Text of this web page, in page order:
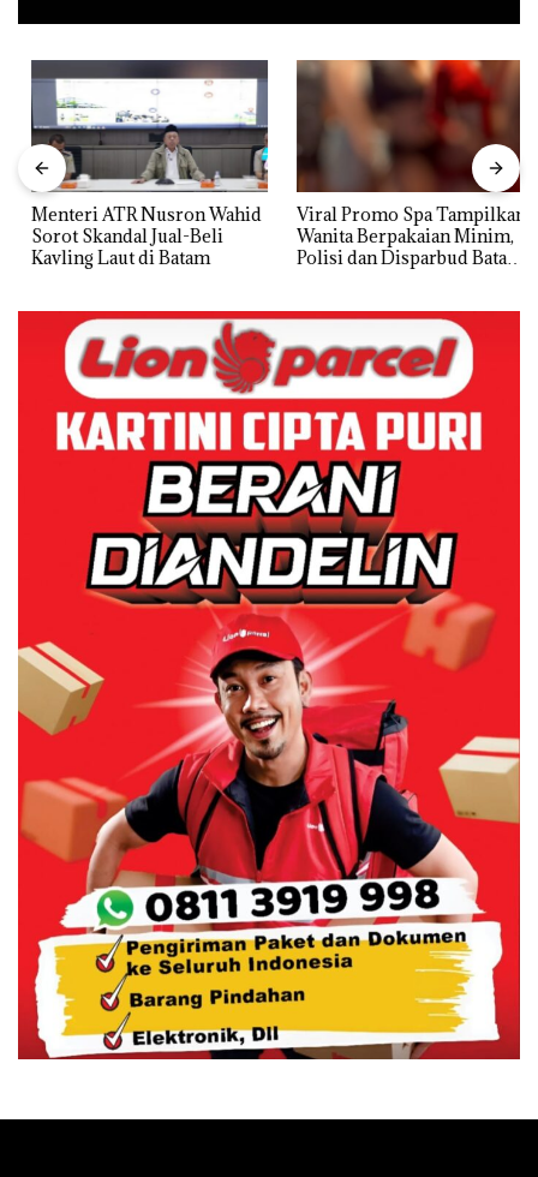
Menteri ATR Nusron Wahid
Sorot Skandal Jual-Beli
Kavling Laut di Batam
Viral Promo Spa Tampilkan
Wanita Berpakaian Minim,
Polisi dan Disparbud Batam